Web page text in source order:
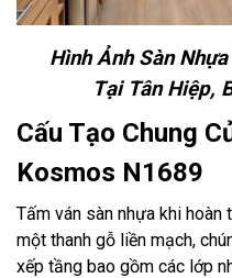
Hình Ảnh Sàn
Tại Tân Hiệp,
Cấu Tạo Chung
Kosmos N1689
Tấm ván sàn nhựa khi
một thanh gỗ liền mạch,
xếp tầng bao gồm các lớp